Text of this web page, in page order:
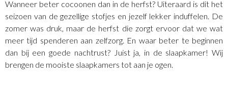
Wanneer beter cocoonen dan in de herfst? Uiteraard is dit het
seizoen van de gezellige stofjes en jezelf lekker induffelen. De
zomer was druk, maar de herfst die zorgt ervoor dat we wat
meer tijd spenderen aan zelfzorg. En waar beter te beginnen
dan bij een goede nachtrust? Juist ja, in de slaapkamer! Wij
brengen de mooiste slaapkamers tot aan je ogen.